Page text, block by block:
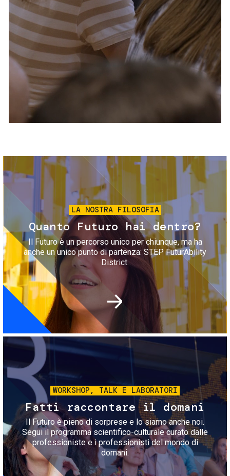
Servizi e accessibilità
Contatti
FAQ
Biglietti
Immagine
LA NOSTRA FILOSOFIA
Quanto Futuro hai dentro?
Il Futuro è un percorso unico per chiunque, ma ha
anche un unico punto di partenza: STEP FuturAbility
District.
Immagine
WORKSHOP, TALK E LABORATORI
Fatti raccontare il domani
Il Futuro è pieno di sorprese e lo siamo anche noi.
Segui il programma scientifico-culturale curato dalle
professioniste e i professionisti del mondo di
domani.